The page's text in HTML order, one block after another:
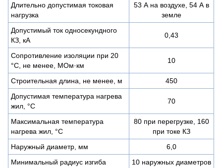
Длительно допустимая токовая
нагрузка
53 А на воздухе, 54 А в
земле
Допустимый ток односекундного
КЗ, кА
0,43
Сопротивление изоляции при 20
°С, не менее, МОм·км
10
Строительная длина, не менее, м
450
Допустимая температура нагрева
жил, °C
70
Максимальная температура
нагрева жил, °C
80 при перегрузке, 160
при токе КЗ
Наружный диаметр, мм
6,0
Минимальный радиус изгиба
10 наружных диаметров